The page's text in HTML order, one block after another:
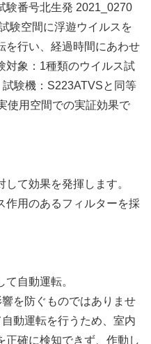
番号北生発 2021_0270
験空間に浮遊ウイルスを
を行い、経過時間にあわせ
対象：1種類のウイルス試
験機：S223ATVSと同等
使用空間での実証効果で
て効果を発揮します。
作用のあるフィルターを採
て自動運転。
を防ぐものではありませ
動運転を行うため、室内
正確に検知できず、作動し